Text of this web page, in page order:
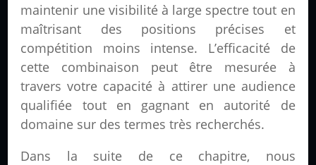
maintenir une visibilité à large spectre tout en
maîtrisant des positions précises et
compétition moins intense. L’efficacité de
cette combinaison peut être mesurée à
travers votre capacité à attirer une audience
qualifiée tout en gagnant en autorité de
domaine sur des termes très recherchés.
Dans la suite de ce chapitre, nous